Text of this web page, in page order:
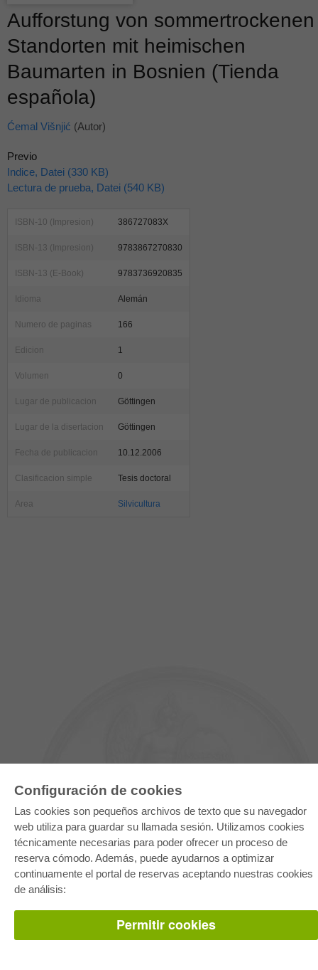
Configuración de cookies
Las cookies son pequeños archivos de texto que su navegador
web utiliza para guardar su llamada sesión. Utilizamos cookies
técnicamente necesarias para poder ofrecer un proceso de
reserva cómodo. Además, puede ayudarnos a optimizar
continuamente el portal de reservas aceptando nuestras cookies
de análisis:
Permitir cookies
Aufforstung von sommertrockenen
Standorten mit heimischen
Baumarten in Bosnien (Tienda
española)
Ćemal Višnjić (Autor)
Previo
Indice, Datei (330 KB)
Lectura de prueba, Datei (540 KB)
ISBN-10 (Impresion) 386727083X
ISBN-13 (Impresion) 9783867270830
ISBN-13 (E-Book) 9783736920835
Idioma Alemán
Numero de paginas 166
Edicion 1
Volumen 0
Lugar de publicacion Göttingen
Lugar de la disertacion Göttingen
Fecha de publicacion 10.12.2006
Clasificacion simple Tesis doctoral
Area Silvicultura
E-COLLECTION
Paquete de especialidades
Pick & Choose
Preguntas mas frequentes(FAQ)